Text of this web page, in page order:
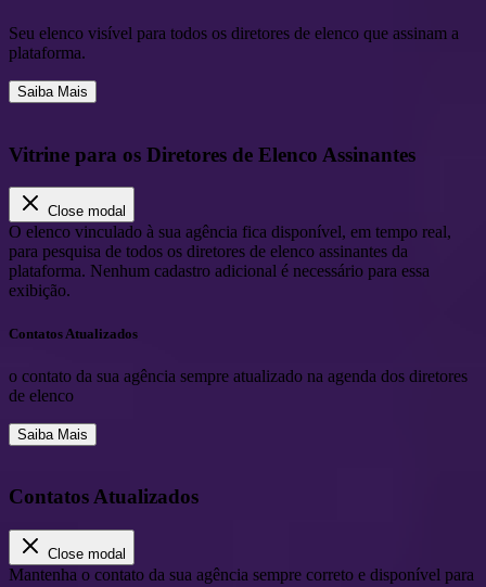
Seu elenco visível para todos os diretores de elenco que assinam a
plataforma.
Saiba Mais
Vitrine para os Diretores de Elenco Assinantes
Close modal
O elenco vinculado à sua agência fica disponível, em tempo real,
para pesquisa de todos os diretores de elenco assinantes da
plataforma. Nenhum cadastro adicional é necessário para essa
exibição.
Contatos Atualizados
o contato da sua agência sempre atualizado na agenda dos diretores
de elenco
Saiba Mais
Contatos Atualizados
Close modal
Mantenha o contato da sua agência sempre correto e disponível para